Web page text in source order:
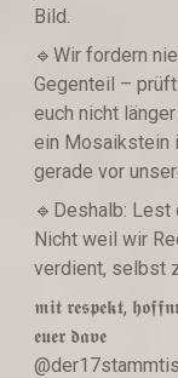
Bild.
🔹Wir fordern
Gegenteil –
euch nicht
ein Mosaikstein
gerade vor
🔹Deshalb: Lest
Nicht weil wir
verdient, selbst
𝖒𝖎𝖙 𝖗𝖊𝖘𝖕𝖊𝖐𝖙,
𝖊𝖚𝖊𝖗 𝖉𝖆𝖛𝖊